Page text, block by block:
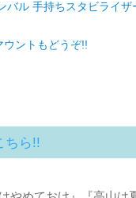
バル 手持ちスタビライザ
ントもどうぞ!!
ちら!!